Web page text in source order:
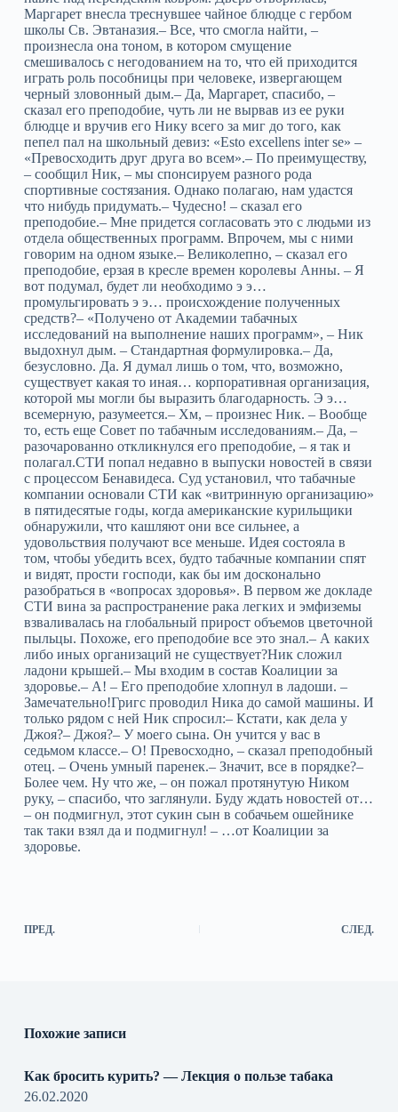
Маргарет внесла треснувшее чайное блюдце с гербом
школы Св. Эвтаназия.– Все, что смогла найти, –
произнесла она тоном, в котором смущение
смешивалось с негодованием на то, что ей приходится
играть роль пособницы при человеке, извергающем
черный зловонный дым.– Да, Маргарет, спасибо, –
сказал его преподобие, чуть ли не вырвав из ее руки
блюдце и вручив его Нику всего за миг до того, как
пепел пал на школьный девиз: «Esto excellens inter se» –
«Превосходить друг друга во всем».– По преимуществу,
– сообщил Ник, – мы спонсируем разного рода
спортивные состязания. Однако полагаю, нам удастся
что нибудь придумать.– Чудесно! – сказал его
преподобие.– Мне придется согласовать это с людьми из
отдела общественных программ. Впрочем, мы с ними
говорим на одном языке.– Великолепно, – сказал его
преподобие, ерзая в кресле времен королевы Анны. – Я
вот подумал, будет ли необходимо э э…
промульгировать э э… происхождение полученных
средств?– «Получено от Академии табачных
исследований на выполнение наших программ», – Ник
выдохнул дым. – Стандартная формулировка.– Да,
безусловно. Да. Я думал лишь о том, что, возможно,
существует какая то иная… корпоративная организация,
которой мы могли бы выразить благодарность. Э э…
всемерную, разумеется.– Хм, – произнес Ник. – Вообще
то, есть еще Совет по табачным исследованиям.– Да, –
разочарованно откликнулся его преподобие, – я так и
полагал.СТИ попал недавно в выпуски новостей в связи
с процессом Бенавидеса. Суд установил, что табачные
компании основали СТИ как «витринную организацию»
в пятидесятые годы, когда американские курильщики
обнаружили, что кашляют они все сильнее, а
удовольствия получают все меньше. Идея состояла в
том, чтобы убедить всех, будто табачные компании спят
и видят, прости господи, как бы им досконально
разобраться в «вопросах здоровья». В первом же докладе
СТИ вина за распространение рака легких и эмфиземы
взваливалась на глобальный прирост объемов цветочной
пыльцы. Похоже, его преподобие все это знал.– А каких
либо иных организаций не существует?Ник сложил
ладони крышей.– Мы входим в состав Коалиции за
здоровье.– А! – Его преподобие хлопнул в ладоши. –
Замечательно!Григс проводил Ника до самой машины. И
только рядом с ней Ник спросил:– Кстати, как дела у
Джоя?– Джоя?– У моего сына. Он учится у вас в
седьмом классе.– О! Превосходно, – сказал преподобный
отец. – Очень умный паренек.– Значит, все в порядке?–
Более чем. Ну что же, – он пожал протянутую Ником
руку, – спасибо, что заглянули. Буду ждать новостей от…
– он подмигнул, этот сукин сын в собачьем ошейнике
так таки взял да и подмигнул! – …от Коалиции за
здоровье.
ПРЕД. СЛЕД.
Похожие записи
Как бросить курить? — Лекция о пользе табака
26.02.2020